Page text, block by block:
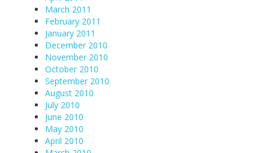
March 2011
February 2011
January 2011
December 2010
November 2010
October 2010
September 2010
August 2010
July 2010
June 2010
May 2010
April 2010